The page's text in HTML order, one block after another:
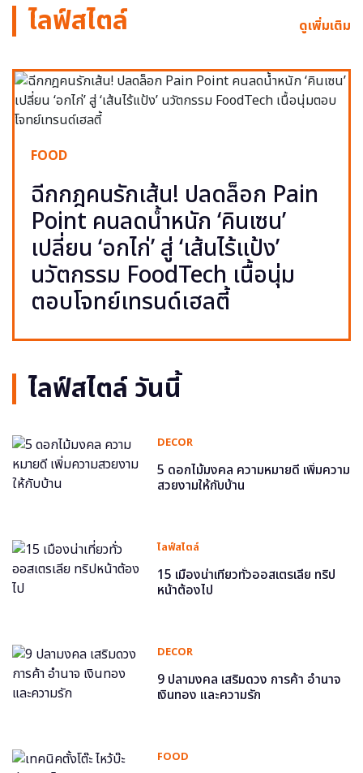
ไลฟ์สไตล์ ดูเพิ่มเติม
FOOD
ฉีกกฎคนรักเส้น! ปลดล็อก Pain
Point คนลดน้ำหนัก ‘คินเซน’
เปลี่ยน ‘อกไก่’ สู่ ‘เส้นไร้แป้ง’
นวัตกรรม FoodTech เนื้อนุ่ม
ตอบโจทย์เทรนด์เฮลตี้
ไลฟ์สไตล์ วันนี้
DECOR
5 ดอกไม้มงคล ความหมายดี เพิ่มความ
สวยงามให้กับบ้าน
ไลฟ์สไตล์
15 เมืองน่าเที่ยวทั่วออสเตรเลีย ทริป
หน้าต้องไป
DECOR
9 ปลามงคล เสริมดวง การค้า อำนาจ
เงินทอง และความรัก
FOOD